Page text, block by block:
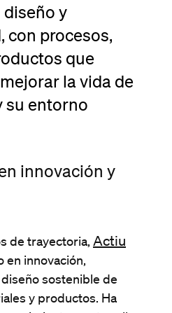
diseño y
con procesos,
que
la vida de
su entorno
innovación y
de trayectoria, Actiu
en innovación,
sostenible de
y productos. Ha